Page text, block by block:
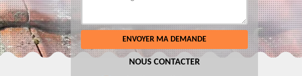
NOUS CONTACTER